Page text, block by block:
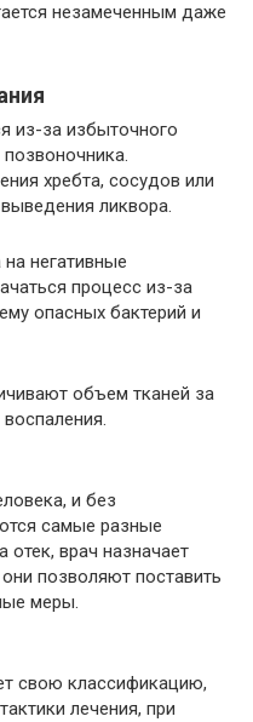
незамеченным даже
из-за избыточного
хребта, сосудов или
ликвора.
негативные
процесс из-за
опасных бактерий и
объем тканей за
и без
самые разные
врач назначает
позволяют поставить
меры.
свою классификацию,
лечения, при